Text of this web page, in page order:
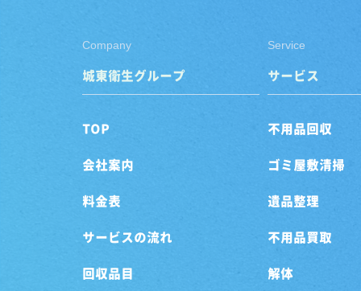
Company
城東衛生グループ
TOP
会社案内
料金表
サービスの流れ
回収品目
Service
サービス
不用品回収
ゴミ屋敷清掃
遺品整理
不用品買取
解体